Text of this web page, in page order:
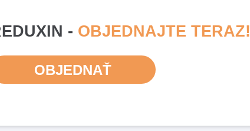
- OBJEDNAJTE TERAZ!
OBJEDNAŤ